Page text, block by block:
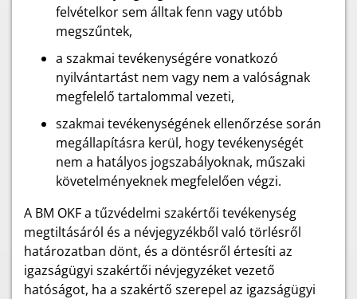
felvételkor sem álltak fenn vagy utóbb
megszűntek,
a szakmai tevékenységére vonatkozó
nyilvántartást nem vagy nem a valóságnak
megfelelő tartalommal vezeti,
szakmai tevékenységének ellenőrzése során
megállapításra kerül, hogy tevékenységét
nem a hatályos jogszabályoknak, műszaki
követelményeknek megfelelően végzi.
A BM OKF a tűzvédelmi szakértői tevékenység
megtiltásáról és a névjegyzékből való törlésről
határozatban dönt, és a döntésről értesíti az
igazságügyi szakértői névjegyzéket vezető
hatóságot, ha a szakértő szerepel az igazságügyi